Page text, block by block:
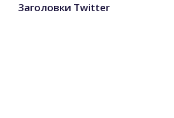
Заголовки Twitter